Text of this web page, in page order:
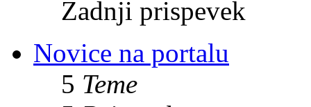
Zadnji prispevek
Novice na portalu
5 Teme